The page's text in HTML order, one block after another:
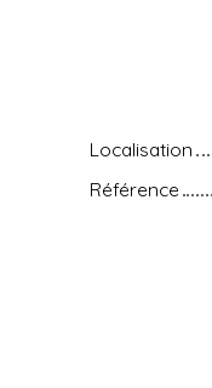
Localisation
Référence